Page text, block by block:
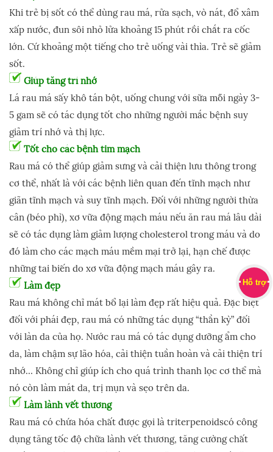
Khi trẻ bị sốt có thể dùng rau má, rửa sạch, vò nát, đổ xâm
xấp nước, đun sôi nhỏ lửa khoảng 15 phút rồi chắt ra cốc
lớn. Cứ khoảng một tiếng cho trẻ uống vài thìa. Trẻ sẽ giảm
sốt.
Giúp tăng trí nhớ
Lá rau má sấy khô tán bột, uống chung với sữa mỗi ngày 3-
5 gam sẽ có tác dụng tốt cho những người mắc bệnh suy
giảm trí nhớ và thị lực.
Tốt cho các bệnh tim mạch
Rau má có thể giúp giảm sưng và cải thiện lưu thông trong
cơ thể, nhất là với các bệnh liên quan đến tĩnh mạch như
giãn tĩnh mạch và suy tĩnh mạch. Đối với những người thừa
cân (béo phì), xơ vữa động mạch máu nếu ăn rau má lâu dài
sẽ có tác dụng làm giảm lượng cholesterol trong máu và do
đó làm cho các mạch máu mềm mại trở lại, hạn chế được
những tai biến do xơ vữa động mạch máu gây ra.
Làm đẹp
Rau má không chỉ mát bổ lại làm đẹp rất hiệu quả. Đặc biệt
đối với phái đẹp, rau má có những tác dụng “thần kỳ” đối
với làn da của họ. Nước rau má có tác dụng dưỡng ẩm cho
da, làm chậm sự lão hóa, cải thiện tuần hoàn và cải thiện trí
nhớ… Không chỉ giúp ích cho quá trình thanh lọc cơ thể mà
nó còn làm mát da, trị mụn và sẹo trên da.
Làm lành vết thương
Rau má có chứa hóa chất được gọi là triterpenoidscó công
dụng tăng tốc độ chữa lành vết thương, tăng cường chất
Hỗ trợ